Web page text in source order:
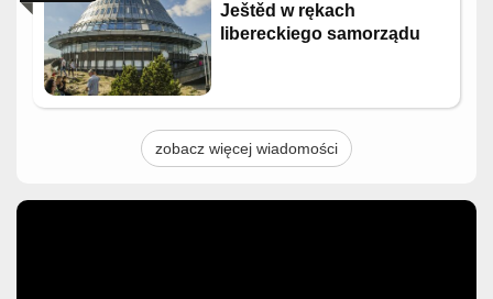
Ještěd w rękach
libereckiego samorządu
zobacz więcej wiadomości